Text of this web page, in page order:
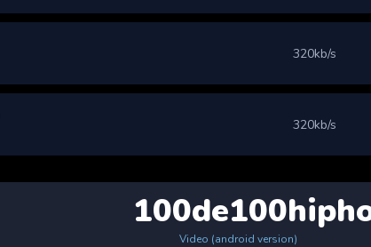
320kb/s
320kb/s
Video (android version)